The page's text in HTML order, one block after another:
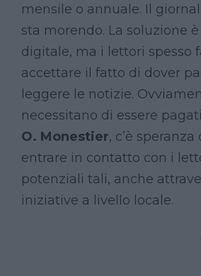
mensile o annuale. Il
sta morendo. La soluzione
digitale, ma i lettori spesso
accettare il fatto di dover
leggere le notizie.
necessitano di essere
O. Monestier, c’è
entrare in contatto con i
potenziali tali, anche
iniziative a livello locale.